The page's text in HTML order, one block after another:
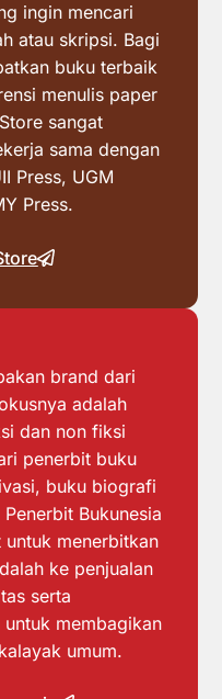
ingin mencari
atau skripsi. Bagi
buku terbaik
menulis paper
sangat
sama dengan
Press, UGM
Press.
brand dari
adalah
dan non fiksi
penerbit buku
buku biografi
Bukunesia
menerbitkan
ke penjualan
serta
membagikan
umum.